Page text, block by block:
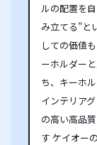
ルの配置を
み立てる”と
しての価値
ーホルダー
ち、キーホ
インテリア
の高い高品
す ケイオー